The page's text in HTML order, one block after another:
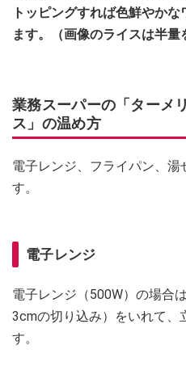
トッピングすれば色鮮やか
ます。（画像のライスは半量
業務スーパーの「ターメ
ス」の温め方
電子レンジ、フライパン、湯
す。
電子レンジ
電子レンジ（500W）の場合
3cmの切り込み）をいれて、
す。